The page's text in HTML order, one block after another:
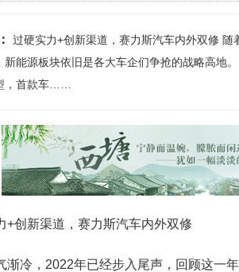
过硬实力+创新渠道，赛力斯汽车内外双修
新能源板块依旧是各大车企们争抢的战略高地
，首款车……
+创新渠道，赛力斯汽车内外双修
渐冷，2022年已经步入尾声，回顾这一